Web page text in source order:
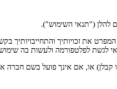
להלן ("תנאי השימוש").
את זכויותיך
לגשת לפלטפורמה ולעשות בה
או, אם אינך פועל בשם